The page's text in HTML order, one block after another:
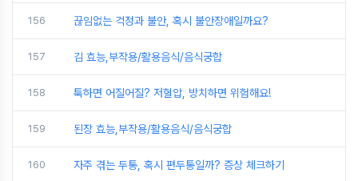
156 끊임없는 걱정과 불안, 혹시 불안장애일까요?
157 김 효능,부작용/활용음식/음식궁합
158 툭하면 어질어질? 저혈압, 방치하면 위험해요!
159 된장 효능,부작용/활용음식/음식궁합
160 자주 겪는 두통, 혹시 편두통일까? 증상 체크하기